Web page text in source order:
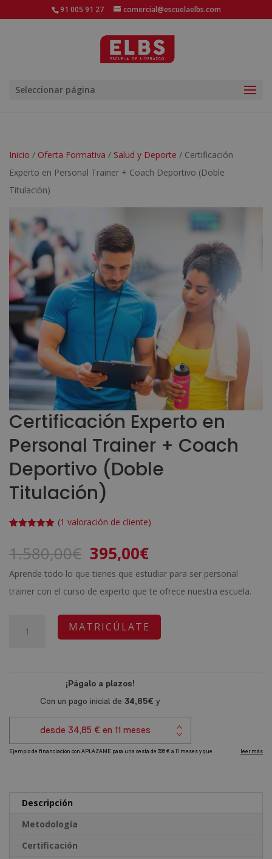
91 005 91 27 comercial@escuelaelbs.com
Seleccionar página
Inicio / Oferta Formativa / Salud y Deporte / Certificación
Experto en Personal Trainer + Coach Deportivo (Doble
Titulación)
Certificación Experto en
Personal Trainer + Coach
Deportivo (Doble
Titulación)
5 en base
a valoración
de un
cliente
(1 valoración de cliente)
1.580,00€ El
precio
original
1.580,00€.
395,00€El
precio
actual
395,00€.
Aprende todo lo que tienes que estudiar para ser personal
trainer con el curso de experto que te ofrece nuestra escuela.
Deportivo
cantidad
MATRICÚLATE
t
Descripción
Metodología
Certificación